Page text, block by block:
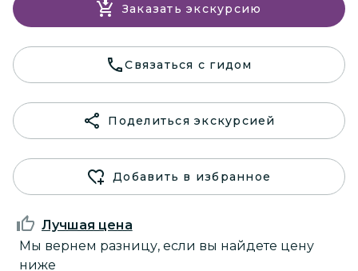
Заказать экскурсию
Связаться с гидом
Поделиться экскурсией
Добавить в избранное
Лучшая цена
Мы вернем разницу, если вы найдете цену
ниже